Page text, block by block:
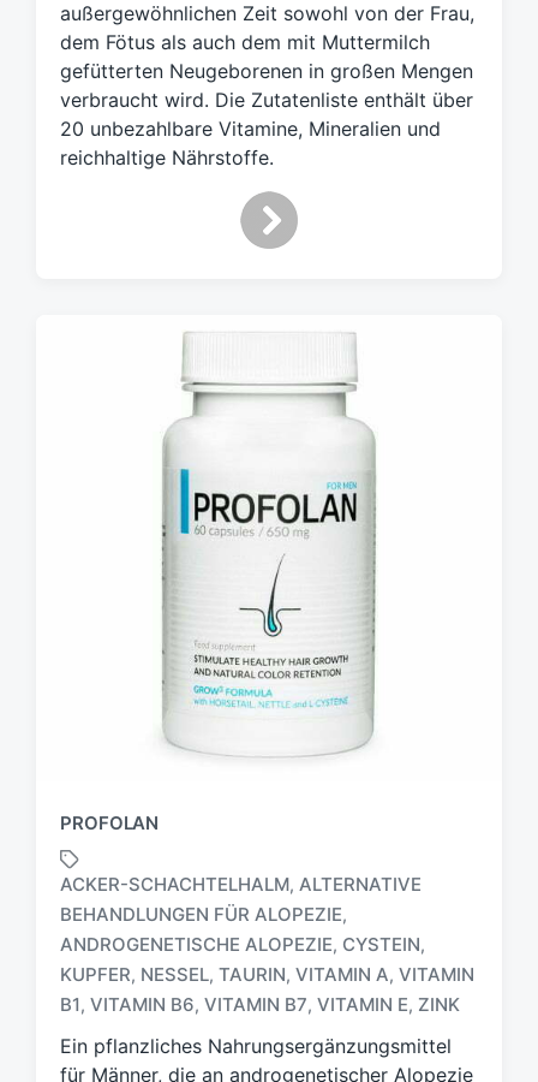
außergewöhnlichen Zeit sowohl von der Frau,
dem Fötus als auch dem mit Muttermilch
gefütterten Neugeborenen in großen Mengen
verbraucht wird. Die Zutatenliste enthält über
20 unbezahlbare Vitamine, Mineralien und
reichhaltige Nährstoffe.
PROFOLAN
S
c
h
a
g
ACKER-SCHACHTELHALM, ALTERNATIVE
BEHANDLUNGEN FÜR ALOPEZIE,
ANDROGENETISCHE ALOPEZIE, CYSTEIN,
KUPFER, NESSEL, TAURIN, VITAMIN A, VITAMIN
B1, VITAMIN B6, VITAMIN B7, VITAMIN E, ZINK
Ein pflanzliches Nahrungsergänzungsmittel
für Männer, die an androgenetischer Alopezie